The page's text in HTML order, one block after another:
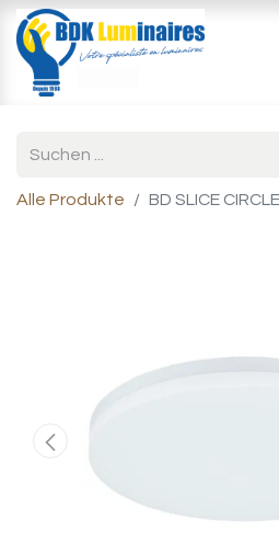
Alle Produkte BD SLICE